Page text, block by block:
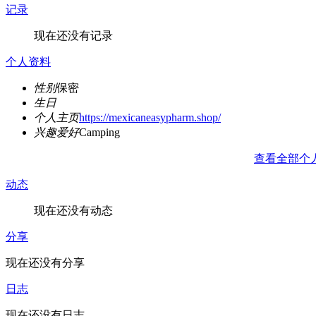
记录
现在还没有记录
个人资料
性别保密
生日
个人主页https://mexicaneasypharm.shop/
兴趣爱好Camping
查看全部个
动态
现在还没有动态
分享
现在还没有分享
日志